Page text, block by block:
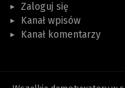
Zaloguj się
Kanał wpisów
Kanał komentarzy